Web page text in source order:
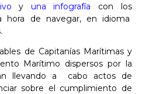
y una infografía
con los
hora de navegar, en idioma
de Capitanías Marítimas y
Marítimo dispersos por la
llevando a cabo actos de
sobre el cumplimiento de